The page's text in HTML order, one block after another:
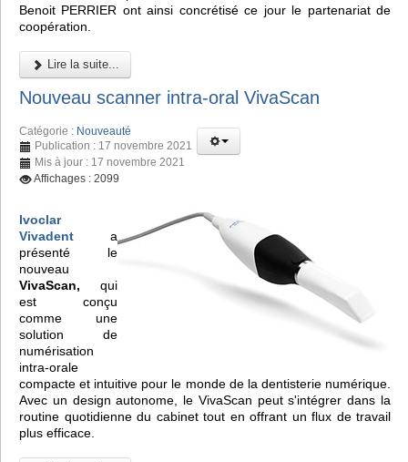
Benoit PERRIER ont ainsi concrétisé ce jour le partenariat de
coopération.
Lire la suite...
Nouveau scanner intra-oral VivaScan
Catégorie : Nouveauté
Publication : 17 novembre 2021
Mis à jour : 17 novembre 2021
Affichages : 2099
Ivoclar
Vivadent a
présenté le
nouveau
VivaScan, qui
est conçu
comme une
solution de
numérisation
intra-orale
compacte et intuitive pour le monde de la dentisterie numérique.
Avec un design autonome, le VivaScan peut s'intégrer dans la
routine quotidienne du cabinet tout en offrant un flux de travail
plus efficace.